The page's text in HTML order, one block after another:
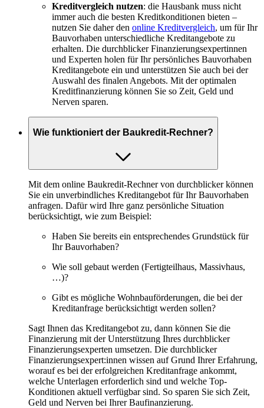
Kreditvergleich nutzen: die Hausbank muss nicht
immer auch die besten Kreditkonditionen bieten –
nutzen Sie daher den online Kreditvergleich, um für Ihr
Bauvorhaben unterschiedliche Kreditangebote zu
erhalten. Die durchblicker Finanzierungsexpertinnen
und Experten holen für Ihr persönliches Bauvorhaben
Kreditangebote ein und unterstützen Sie auch bei der
Auswahl des finalen Angebots. Mit der optimalen
Kreditfinanzierung können Sie so Zeit, Geld und
Nerven sparen.
Wie funktioniert der Baukredit-Rechner?
Mit dem online Baukredit-Rechner von durchblicker können
Sie ein unverbindliches Kreditangebot für Ihr Bauvorhaben
anfragen. Dafür wird Ihre ganz persönliche Situation
berücksichtigt, wie zum Beispiel:
Haben Sie bereits ein entsprechendes Grundstück für
Ihr Bauvorhaben?
Wie soll gebaut werden (Fertigteilhaus, Massivhaus,
…)?
Gibt es mögliche Wohnbauförderungen, die bei der
Kreditanfrage berücksichtigt werden sollen?
Sagt Ihnen das Kreditangebot zu, dann können Sie die
Finanzierung mit der Unterstützung Ihres durchblicker
Finanzierungsexperten umsetzen. Die durchblicker
Finanzierungsexpert:innen wissen auf Grund Ihrer Erfahrung,
worauf es bei der erfolgreichen Kreditanfrage ankommt,
welche Unterlagen erforderlich sind und welche Top-
Konditionen aktuell verfügbar sind. So sparen Sie sich Zeit,
Geld und Nerven bei Ihrer Baufinanzierung.